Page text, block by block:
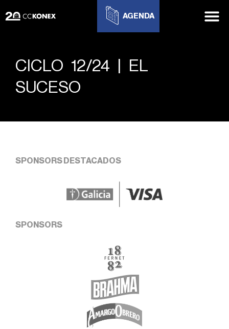
AGENDA
CICLO 12/24 | EL
SUCESO
SPONSORS DESTACADOS
SPONSORS